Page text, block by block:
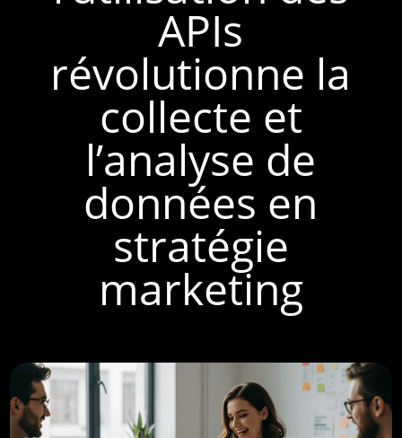
APIs
révolutionne la
collecte et
l’analyse de
données en
stratégie
marketing